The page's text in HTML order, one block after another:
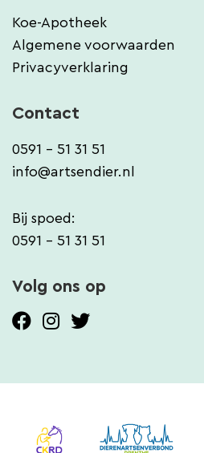
Koe-Apotheek
Algemene voorwaarden
Privacyverklaring
Contact
0591 - 51 31 51
info@artsendier.nl
Bij spoed:
0591 - 51 31 51
Volg ons op